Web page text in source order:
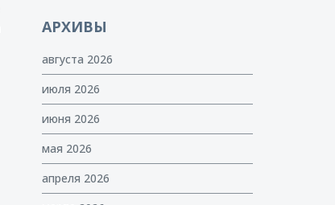
АРХИВЫ
августа 2026
июля 2026
июня 2026
мая 2026
апреля 2026